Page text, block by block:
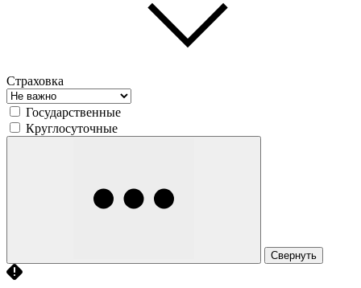
Страховка
Государственные
Круглосуточные
Свернуть